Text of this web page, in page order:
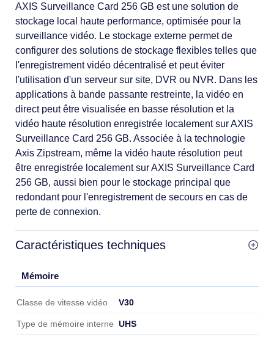
AXIS Surveillance Card 256 GB est une solution de
stockage local haute performance, optimisée pour la
surveillance vidéo. Le stockage externe permet de
configurer des solutions de stockage flexibles telles que
l'enregistrement vidéo décentralisé et peut éviter
l'utilisation d'un serveur sur site, DVR ou NVR. Dans les
applications à bande passante restreinte, la vidéo en
direct peut être visualisée en basse résolution et la
vidéo haute résolution enregistrée localement sur AXIS
Surveillance Card 256 GB. Associée à la technologie
Axis Zipstream, même la vidéo haute résolution peut
être enregistrée localement sur AXIS Surveillance Card
256 GB, aussi bien pour le stockage principal que
redondant pour l'enregistrement de secours en cas de
perte de connexion.
Caractéristiques techniques
Mémoire
Mémoire
Classe de vitesse vidéo V30
Type de mémoire interne UHS